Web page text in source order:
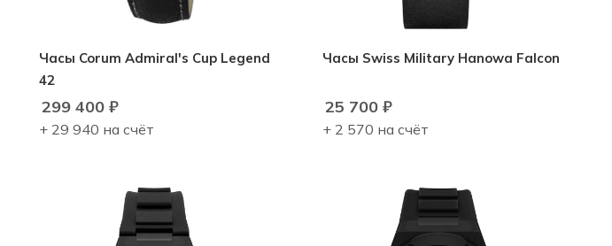
Часы Corum Admiral's Cup Legend
42
299 400₽
+ 29 940 на счёт
Часы Swiss Military Hanowa Falcon
25 700 ₽
+ 2 570 на счёт